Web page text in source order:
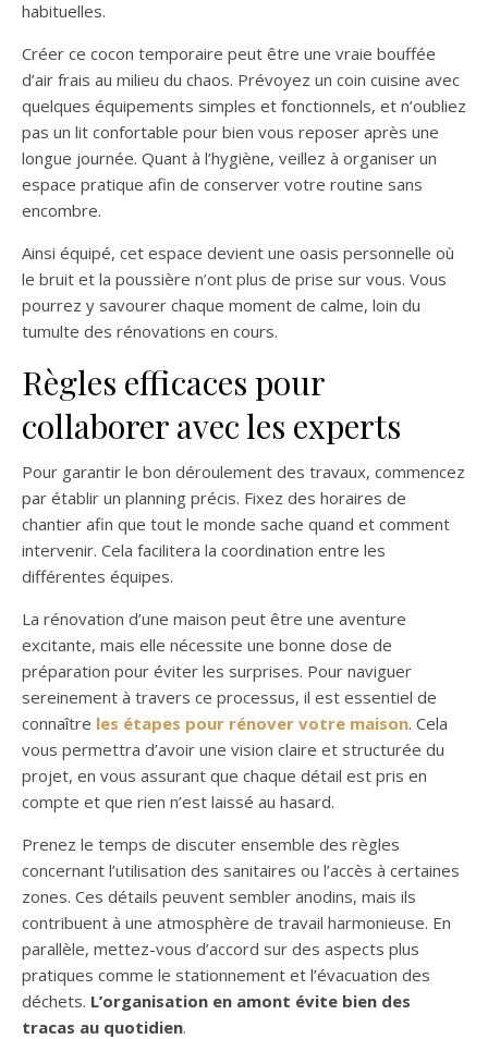
habituelles.
Créer ce cocon temporaire peut être une vraie bouffée
d’air frais au milieu du chaos. Prévoyez un coin cuisine avec
quelques équipements simples et fonctionnels, et n’oubliez
pas un lit confortable pour bien vous reposer après une
longue journée. Quant à l’hygiène, veillez à organiser un
espace pratique afin de conserver votre routine sans
encombre.
Ainsi équipé, cet espace devient une oasis personnelle où
le bruit et la poussière n’ont plus de prise sur vous. Vous
pourrez y savourer chaque moment de calme, loin du
tumulte des rénovations en cours.
Règles efficaces pour
collaborer avec les experts
Pour garantir le bon déroulement des travaux, commencez
par établir un planning précis. Fixez des horaires de
chantier afin que tout le monde sache quand et comment
intervenir. Cela facilitera la coordination entre les
différentes équipes.
La rénovation d’une maison peut être une aventure
excitante, mais elle nécessite une bonne dose de
préparation pour éviter les surprises. Pour naviguer
sereinement à travers ce processus, il est essentiel de
connaître les étapes pour rénover votre maison. Cela
vous permettra d’avoir une vision claire et structurée du
projet, en vous assurant que chaque détail est pris en
compte et que rien n’est laissé au hasard.
Prenez le temps de discuter ensemble des règles
concernant l’utilisation des sanitaires ou l’accès à certaines
zones. Ces détails peuvent sembler anodins, mais ils
contribuent à une atmosphère de travail harmonieuse. En
parallèle, mettez-vous d’accord sur des aspects plus
pratiques comme le stationnement et l’évacuation des
déchets. L’organisation en amont évite bien des
tracas au quotidien.